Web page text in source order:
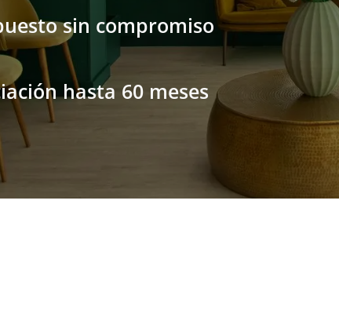
sin compromiso
hasta 60 meses